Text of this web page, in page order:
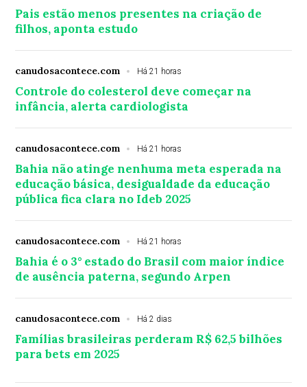
Pais estão menos presentes na criação de
filhos, aponta estudo
canudosacontece.com Há 21 horas
Controle do colesterol deve começar na
infância, alerta cardiologista
canudosacontece.com Há 21 horas
Bahia não atinge nenhuma meta esperada na
educação básica, desigualdade da educação
pública fica clara no Ideb 2025
canudosacontece.com Há 21 horas
Bahia é o 3° estado do Brasil com maior índice
de ausência paterna, segundo Arpen
canudosacontece.com Há 2 dias
Famílias brasileiras perderam R$ 62,5 bilhões
para bets em 2025